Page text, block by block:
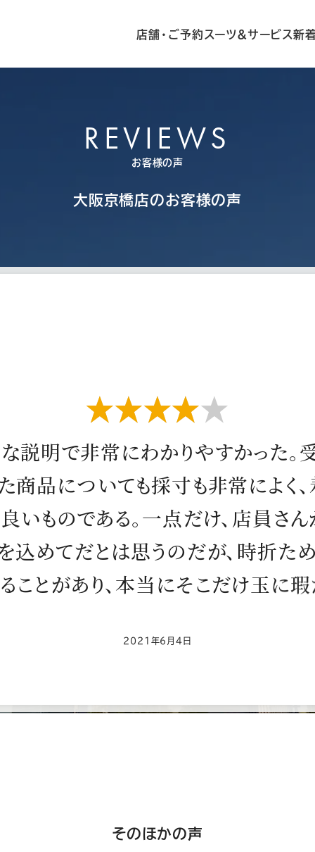
店舗・ご予約 スーツ&サービス新
REVIEWS
お客様の声
大阪京橋店のお客様の声
な説明で非常にわかりやすかった。
商品についても採寸も非常によく、
良いものである。一点だけ、 店員さん
込めてだとは思うのだが、 時折た
ることがあり、 本当にそこだけ玉に瑕
2021年6月4日
大
そのほかの声